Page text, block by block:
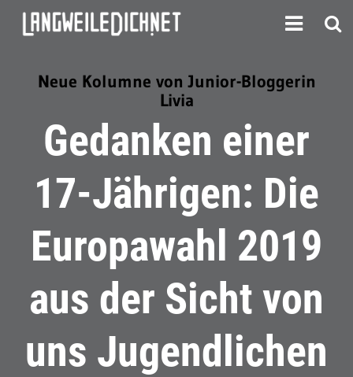
Neue Kolumne von Junior-Bloggerin
Livia
Gedanken einer
17-Jährigen: Die
Europawahl 2019
aus der Sicht von
uns Jugendlichen